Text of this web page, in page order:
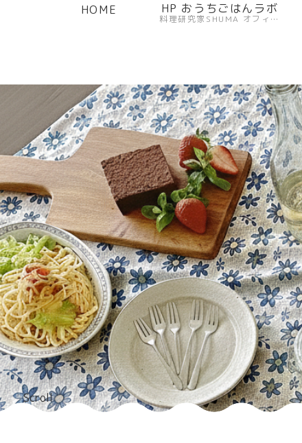
Scroll
HOME HP おうちごはんラボ
料理研究家SHUMA オフィシャルサイト